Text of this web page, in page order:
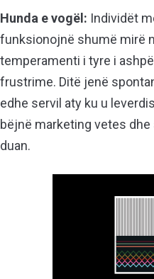
Hunda e vogël: Individët
funksionojnë shumë mirë
temperamenti i tyre i
frustrime. Ditë jenë
edhe servil aty ku u
bëjnë marketing vetes
duan.